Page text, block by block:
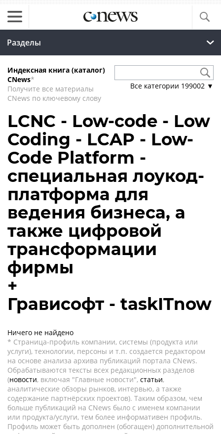
Разделы
Индексная книга (каталог)
CNews*
Получите все материалы
CNews по ключевому слову
Все категории 199002 ▼
LCNC - Low-code - Low
Coding - LCAP - Low-
Code Platform -
специальная лоукод-
платформа для
ведения бизнеса, а
также цифровой
трансформации
фирмы
+
Грависофт - taskITnow
Ничего не найдено
* Страница-профиль компании, системы (продукта или
услуги), технологии, персоны и т.п. создается редактором
на основе анализа архива публикаций портала CNews.
Обрабатываются тексты всех редакционных разделов
(новости, включая "Главные новости", статьи,
аналитические обзоры рынков, интервью, а также
содержание партнёрских проектов). Таким образом, чем
больше публикаций на CNews было с именем компании
или продукта/услуги, тем более информативен профиль.
Профиль может быть дополнен (обогащен) дополнительной